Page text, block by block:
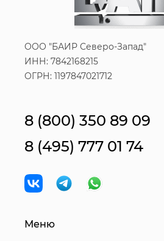
ООО "БАИР Северо-Запад"
ИНН: 7842168215
ОГРН: 1197847021712
8 (800) 350 89 09
8 (495) 777 01 74
Меню